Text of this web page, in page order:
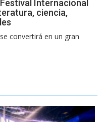
Internacional
ciencia,
convertirá en un gran